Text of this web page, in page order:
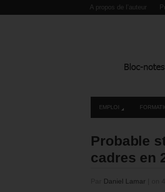
A propos de l’auteur
EMPLOI
Probable
cadres en
Daniel Lamar